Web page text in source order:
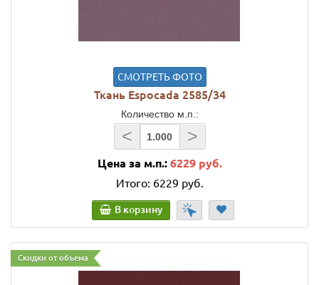
СМОТРЕТЬ ФОТО
Ткань Espocada 2585/34
Количество м.п.:
< >
Цена за м.п.: 6229 руб.
Итого: 6229 руб.
В корзину
Скидки от объема